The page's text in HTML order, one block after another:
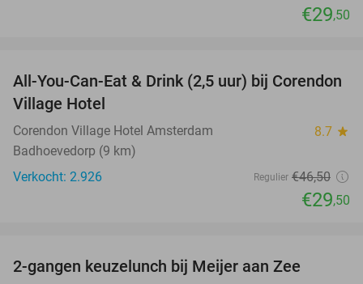
€29,50
37%
All-You-Can-Eat & Drink (2,5 uur) bij Corendon
Village Hotel
Corendon Village Hotel Amsterdam 8.7 star
Badhoevedorp (9 km)
Verkocht: 2.926
Regulier €46,50
€29,50
2-gangen keuzelunch bij Meijer aan Zee